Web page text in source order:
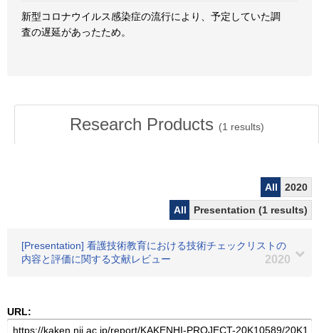
新型コロナウイルス感染症の流行により、予定していた調
査の遅延があったため。
Research Products (1 results)
All
2020
All
Presentation (1 results)
[Presentation] 看護技術教育における技術チェックリストの
内容と評価に関する文献レビュー
2020
URL: